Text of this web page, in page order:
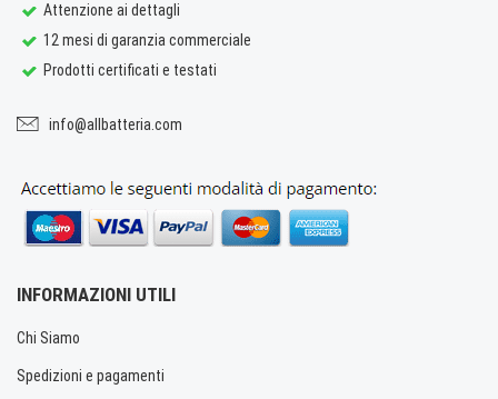
Attenzione ai dettagli
12 mesi di garanzia commerciale
Prodotti certificati e testati
info@allbatteria.com
INFORMAZIONI UTILI
Chi Siamo
Spedizioni e pagamenti